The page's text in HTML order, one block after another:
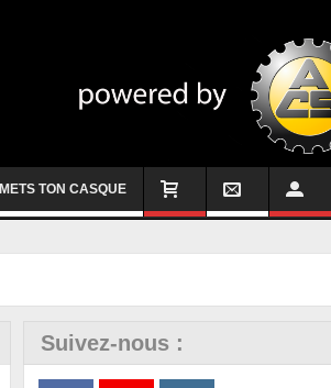
METS TON CASQUE
Suivez-nous :